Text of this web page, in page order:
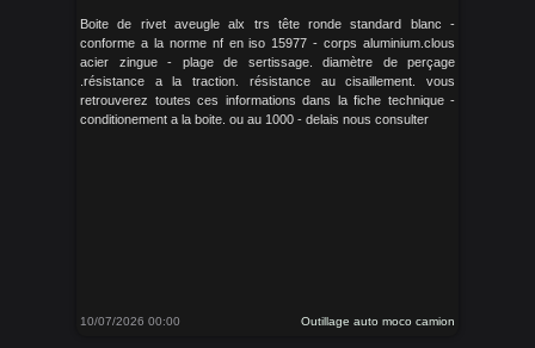
Boite de rivet aveugle alx trs tête ronde standard blanc -
conforme a la norme nf en iso 15977 - corps aluminium.clous
acier zingue - plage de sertissage. diamètre de perçage
.résistance a la traction. résistance au cisaillement. vous
retrouverez toutes ces informations dans la fiche technique -
conditionement a la boite. ou au 1000 - delais nous consulter
10/07/2026 00:00 Outillage auto moco camion